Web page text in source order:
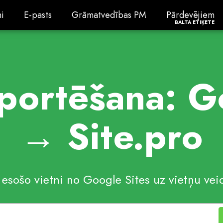
E-pasts
E-pasts Grāmatvedības PM
Grāmatvedības PM Pārdevējiem
BALTA ETIĶETE
→ Site.pro
esošo vietni no Google Sites uz vietņu